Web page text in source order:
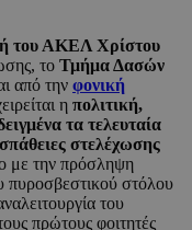
του ΑΚΕΛ Χρίστου
το Τμήμα Δασών
από την φονική
η πολιτική,
τα τελευταία
στελέχωσης
με την πρόσληψη
πυροσβεστικού στόλου
του
πρώτους φοιτητές